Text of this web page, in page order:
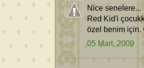
Nice senelere...
Red Kid'i
özel benim için.
05 Mart, 2009